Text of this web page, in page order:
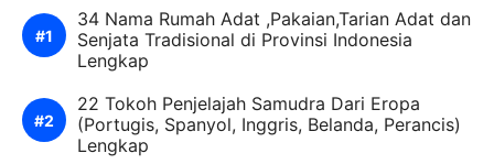
34 Nama Rumah Adat ,Pakaian,Tarian Adat dan
Senjata Tradisional di Provinsi Indonesia
Lengkap
22 Tokoh Penjelajah Samudra Dari Eropa
(Portugis, Spanyol, Inggris, Belanda, Perancis)
Lengkap